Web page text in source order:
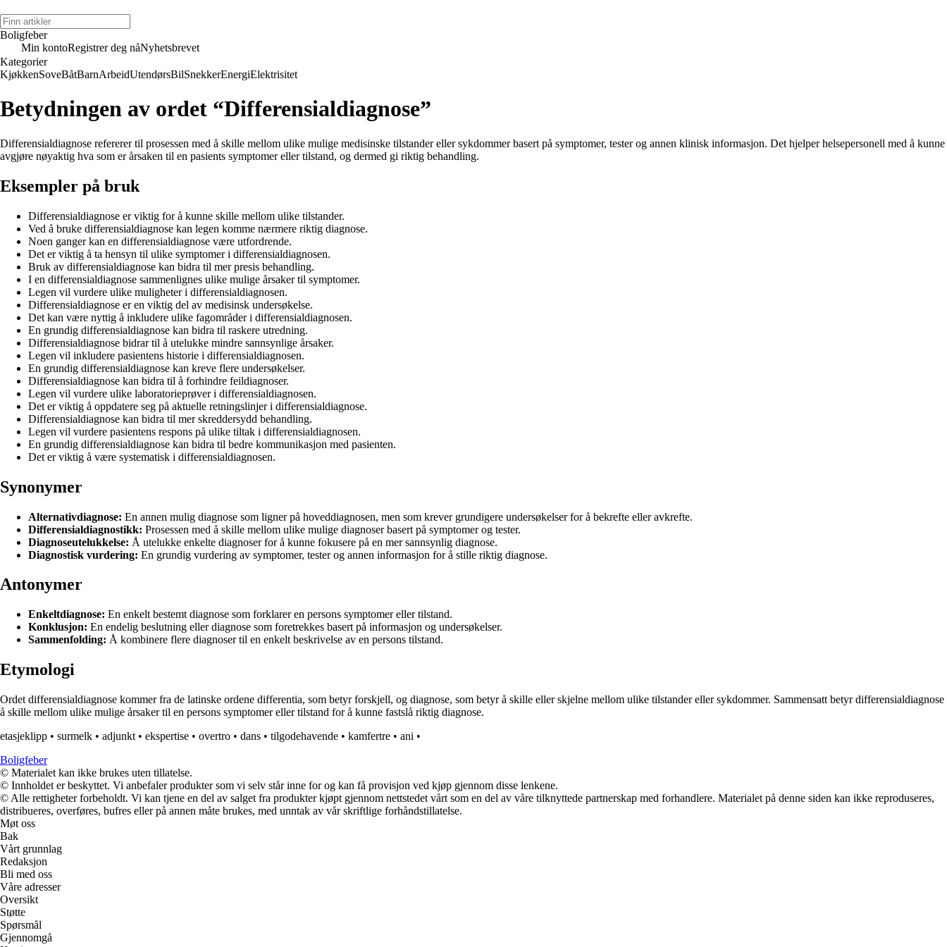
Boligfeber
Min kontoRegistrer deg nåNyhetsbrevet
Kategorier
KjøkkenSoveBåtBarnArbeidUtendørsBilSnekkerEnergiElektrisitet
Betydningen av ordet “Differensialdiagnose”
Differensialdiagnose refererer til prosessen med å skille mellom ulike mulige medisinske tilstander eller sykdommer basert på symptomer, tester og annen klinisk informasjon. Det hjelper helsepersonell med å kunne
avgjøre nøyaktig hva som er årsaken til en pasients symptomer eller tilstand, og dermed gi riktig behandling.
Eksempler på bruk
Differensialdiagnose er viktig for å kunne skille mellom ulike tilstander.
Ved å bruke differensialdiagnose kan legen komme nærmere riktig diagnose.
Noen ganger kan en differensialdiagnose være utfordrende.
Det er viktig å ta hensyn til ulike symptomer i differensialdiagnosen.
Bruk av differensialdiagnose kan bidra til mer presis behandling.
I en differensialdiagnose sammenlignes ulike mulige årsaker til symptomer.
Legen vil vurdere ulike muligheter i differensialdiagnosen.
Differensialdiagnose er en viktig del av medisinsk undersøkelse.
Det kan være nyttig å inkludere ulike fagområder i differensialdiagnosen.
En grundig differensialdiagnose kan bidra til raskere utredning.
Differensialdiagnose bidrar til å utelukke mindre sannsynlige årsaker.
Legen vil inkludere pasientens historie i differensialdiagnosen.
En grundig differensialdiagnose kan kreve flere undersøkelser.
Differensialdiagnose kan bidra til å forhindre feildiagnoser.
Legen vil vurdere ulike laboratorieprøver i differensialdiagnosen.
Det er viktig å oppdatere seg på aktuelle retningslinjer i differensialdiagnose.
Differensialdiagnose kan bidra til mer skreddersydd behandling.
Legen vil vurdere pasientens respons på ulike tiltak i differensialdiagnosen.
En grundig differensialdiagnose kan bidra til bedre kommunikasjon med pasienten.
Det er viktig å være systematisk i differensialdiagnosen.
Synonymer
Alternativdiagnose: En annen mulig diagnose som ligner på hoveddiagnosen, men som krever grundigere undersøkelser for å bekrefte eller avkrefte.
Differensialdiagnostikk: Prosessen med å skille mellom ulike mulige diagnoser basert på symptomer og tester.
Diagnoseutelukkelse: Å utelukke enkelte diagnoser for å kunne fokusere på en mer sannsynlig diagnose.
Diagnostisk vurdering: En grundig vurdering av symptomer, tester og annen informasjon for å stille riktig diagnose.
Antonymer
Enkeltdiagnose: En enkelt bestemt diagnose som forklarer en persons symptomer eller tilstand.
Konklusjon: En endelig beslutning eller diagnose som foretrekkes basert på informasjon og undersøkelser.
Sammenfolding: Å kombinere flere diagnoser til en enkelt beskrivelse av en persons tilstand.
Etymologi
Ordet differensialdiagnose kommer fra de latinske ordene differentia, som betyr forskjell, og diagnose, som betyr å skille eller skjelne mellom ulike tilstander eller sykdommer. Sammensatt betyr differensialdiagnose
å skille mellom ulike mulige årsaker til en persons symptomer eller tilstand for å kunne fastslå riktig diagnose.
etasjeklipp • surmelk • adjunkt • ekspertise • overtro • dans • tilgodehavende • kamfertre • ani •
Boligfeber
© Materialet kan ikke brukes uten tillatelse.
© Innholdet er beskyttet. Vi anbefaler produkter som vi selv står inne for og kan få provisjon ved kjøp gjennom disse lenkene.
© Alle rettigheter forbeholdt. Vi kan tjene en del av salget fra produkter kjøpt gjennom nettstedet vårt som en del av våre tilknyttede partnerskap med forhandlere. Materialet på denne siden kan ikke reproduseres,
distribueres, overføres, bufres eller på annen måte brukes, med unntak av vår skriftlige forhåndstillatelse.
Møt oss
Bak
Vårt grunnlag
Redaksjon
Bli med oss
Våre adresser
Oversikt
Støtte
Spørsmål
Gjennomgå